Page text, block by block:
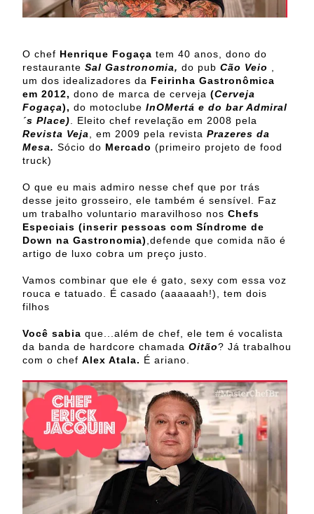
O chef Henrique Fogaça tem 40 anos, dono do
restaurante Sal Gastronomia, do pub Cão Veio
um dos idealizadores da Feirinha Gastronômica
em 2012, dono de marca de cerveja (Cerveja
Fogaça), do motoclube InOMertá e do bar Admiral
´s Place) . Eleito chef revelação em 2008 pela
Revista Veja
, em 2009 pela revista Prazeres da
Mesa. Sócio do Mercado (primeiro projeto de food
truck)
O que eu mais admiro nesse chef que por trás
desse jeito grosseiro, ele também é sensível. Faz
um trabalho voluntario maravilhoso nos Chefs
Especiais (inserir pessoas com Síndrome de
Down na Gastronomia) ,defende que comida não é
artigo de luxo cobra um preço justo.
Vamos combinar que ele é gato, sexy com essa voz
rouca e tatuado. É casado (aaaaaah!), tem dois
filhos
Você sabia que...além de chef, ele tem é vocalista
da banda de hardcore chamada Oitão? Já trabalhou
com o chef Alex Atala. É ariano.